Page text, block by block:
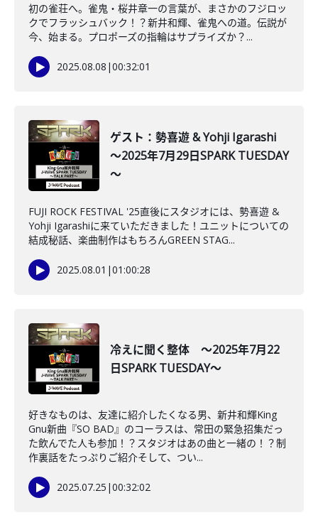
初の雀荘へ。雀鬼・桜井章一の言葉が、まさかのフジロッ
クでフラッシュバック！？新井和輝、雀鬼への道。伝説が
今、始まる。プロポーズの指輪はサプライズか？...
2025.08.08 |00:32:01
ゲスト：勢喜遊 & Yohji Igarashi
～2025年7月29日SPARK TUESDAY
～
FUJI ROCK FESTIVAL '25直後にスタジオには、勢喜遊 &
Yohji Igarashiに来ていただきました！ユニットについての
結成秘話、楽曲制作はもちろんGREEN STAG...
2025.08.01 |01:00:28
冷えに聞く整体 ～2025年7月22
日SPARK TUESDAY～
好きなものは、友達に紹介したくなる男、新井和輝King
Gnu新曲『SO BAD』のコーラスは、常田の緊急招集だっ
た飲んでた人も参加！？スタジオはあの曲と一緒の！？制
作裏話をたっぷりご紹介そして、つい...
2025.07.25 |00:32:02